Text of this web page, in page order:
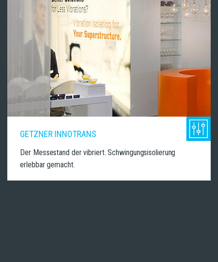
GETZNER INNOTRANS
Der Messestand der vibriert. Schwingungsisolierung
erlebbar gemacht.